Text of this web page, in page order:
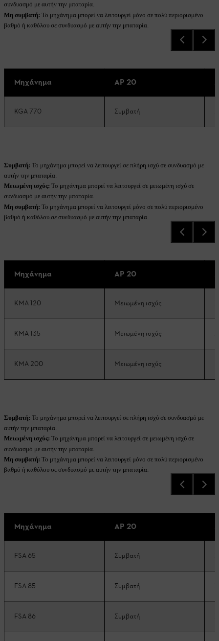
συνδυασμό με αυτήν την μπαταρία.
Μη συμβατή: Το μηχάνημα μπορεί να λειτουργεί μόνο σε πολύ περιορισμένο
βαθμό ή καθόλου σε συνδυασμό με αυτήν την μπαταρία.
Μηχάνημα AP 20
KGA 770 Συμβατή
Συμβατή: Το μηχάνημα μπορεί να λειτουργεί σε πλήρη ισχύ σε συνδυασμό με
αυτήν την μπαταρία.
Μειωμένη ισχύς: Το μηχάνημα μπορεί να λειτουργεί σε μειωμένη ισχύ σε
συνδυασμό με αυτήν την μπαταρία.
Μη συμβατή: Το μηχάνημα μπορεί να λειτουργεί μόνο σε πολύ περιορισμένο
βαθμό ή καθόλου σε συνδυασμό με αυτήν την μπαταρία.
Μηχάνημα AP 20
KMA 120 Μειωμένη ισχύς
KMA 135 Μειωμένη ισχύς
KMA 200 Μειωμένη ισχύς
Συμβατή: Το μηχάνημα μπορεί να λειτουργεί σε πλήρη ισχύ σε συνδυασμό με
αυτήν την μπαταρία.
Μειωμένη ισχύς: Το μηχάνημα μπορεί να λειτουργεί σε μειωμένη ισχύ σε
συνδυασμό με αυτήν την μπαταρία.
Μη συμβατή: Το μηχάνημα μπορεί να λειτουργεί μόνο σε πολύ περιορισμένο
βαθμό ή καθόλου σε συνδυασμό με αυτήν την μπαταρία.
Μηχάνημα AP 20
FSA 65 Συμβατή
FSA 85 Συμβατή
FSA 86 Συμβατή